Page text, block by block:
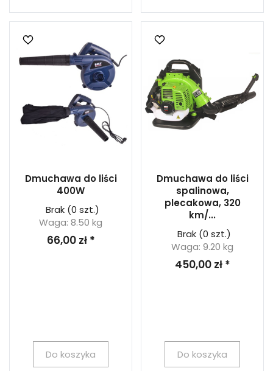
Dmuchawa do liści
400W
Brak(0 szt.)
Waga: 8.50 kg
66,00 zł *
Do koszyka
Dmuchawa do liści
spalinowa,
plecakowa, 320
km/...
Brak(0 szt.)
Waga: 9.20 kg
450,00 zł *
Do koszyka